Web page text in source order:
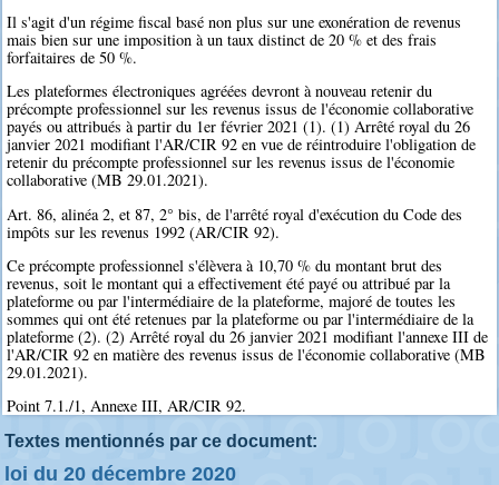
Il s'agit d'un régime fiscal basé non plus sur une exonération de revenus
mais bien sur une imposition à un taux distinct de 20 % et des frais
forfaitaires de 50 %.
Les plateformes électroniques agréées devront à nouveau retenir du
précompte professionnel sur les revenus issus de l'économie collaborative
payés ou attribués à partir du 1er février 2021 (1). (1) Arrêté royal du 26
janvier 2021 modifiant l'AR/CIR 92 en vue de réintroduire l'obligation de
retenir du précompte professionnel sur les revenus issus de l'économie
collaborative (MB 29.01.2021).
Art. 86, alinéa 2, et 87, 2° bis, de l'arrêté royal d'exécution du Code des
impôts sur les revenus 1992 (AR/CIR 92).
Ce précompte professionnel s'élèvera à 10,70 % du montant brut des
revenus, soit le montant qui a effectivement été payé ou attribué par la
plateforme ou par l'intermédiaire de la plateforme, majoré de toutes les
sommes qui ont été retenues par la plateforme ou par l'intermédiaire de la
plateforme (2). (2) Arrêté royal du 26 janvier 2021 modifiant l'annexe III de
l'AR/CIR 92 en matière des revenus issus de l'économie collaborative (MB
29.01.2021).
Point 7.1./1, Annexe III, AR/CIR 92.
Textes mentionnés par ce document:
loi du 20 décembre 2020